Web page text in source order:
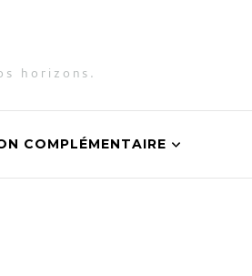
horizons.
COMPLÉMENTAIRE